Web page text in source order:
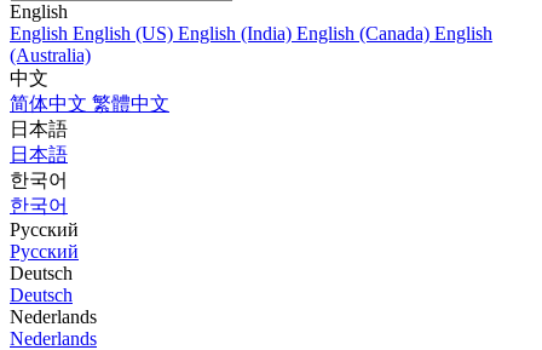
English
English English (US) English (India) English (Canada) English
(Australia)
中文
简体中文 繁體中文
日本語
日本語
한국어
한국어
Русский
Русский
Deutsch
Deutsch
Nederlands
Nederlands